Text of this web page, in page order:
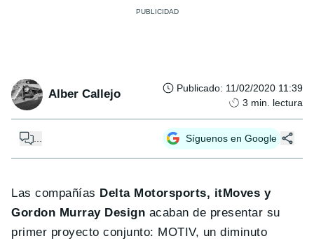
Alber Callejo Publicado: 11/02/2020 11:39
3 min. lectura
Síguenos en Google
Las compañías Delta Motorsports, itMoves y
Gordon Murray Design acaban de presentar su
primer proyecto conjunto: MOTIV, un diminuto